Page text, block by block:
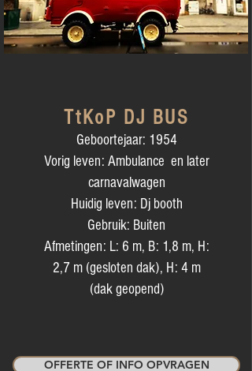
TtKoP DJ BUS
Geboortejaar: 1954
Vorig leven: Ambulance en later
carnavalwagen
Huidig leven: Dj booth
Gebruik: Buiten
Afmetingen: L: 6 m, B: 1,8 m, H:
2,7 m (gesloten dak), H: 4 m
(dak geopend)
OFFERTE OF INFO OPVRAGEN